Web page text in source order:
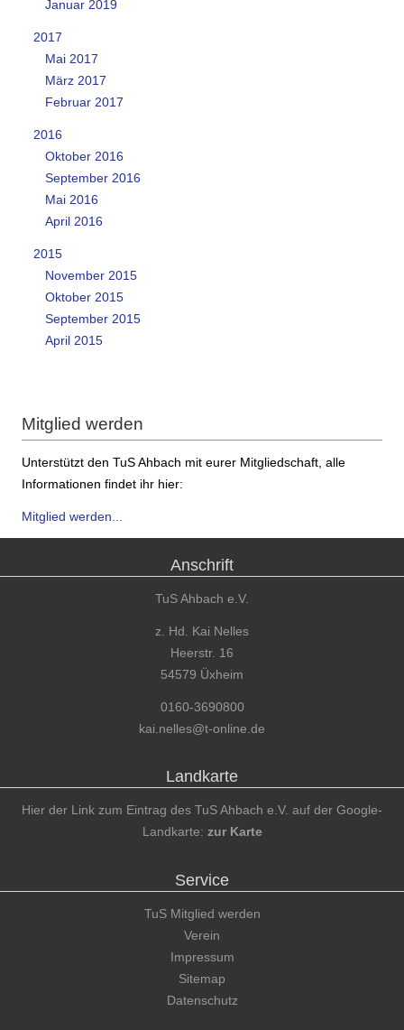
Januar 2019
2017
Mai 2017
März 2017
Februar 2017
2016
Oktober 2016
September 2016
Mai 2016
April 2016
2015
November 2015
Oktober 2015
September 2015
April 2015
Mitglied werden
Unterstützt den TuS Ahbach mit eurer Mitgliedschaft, alle
Informationen findet ihr hier:
Mitglied werden...
Anschrift
TuS Ahbach e.V.
z. Hd. Kai Nelles
Heerstr. 16
54579 Üxheim
0160-3690800
kai.nelles@t-online.de
Landkarte
Hier der Link zum Eintrag des TuS Ahbach e.V. auf der Google-
Landkarte: zur Karte
Service
TuS Mitglied werden
Verein
Impressum
Sitemap
Datenschutz